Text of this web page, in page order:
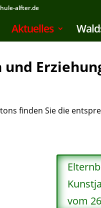
alfter.de
Aktuelles
und
finden Sie die
vom